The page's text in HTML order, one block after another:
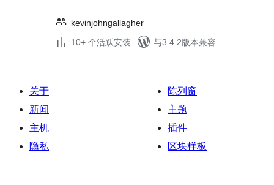
kevinjohngallagher
10+ 个活跃安装
与3.4.2版本兼容
关于
新闻
主机
隐私
陈列窗
主题
插件
区块样板